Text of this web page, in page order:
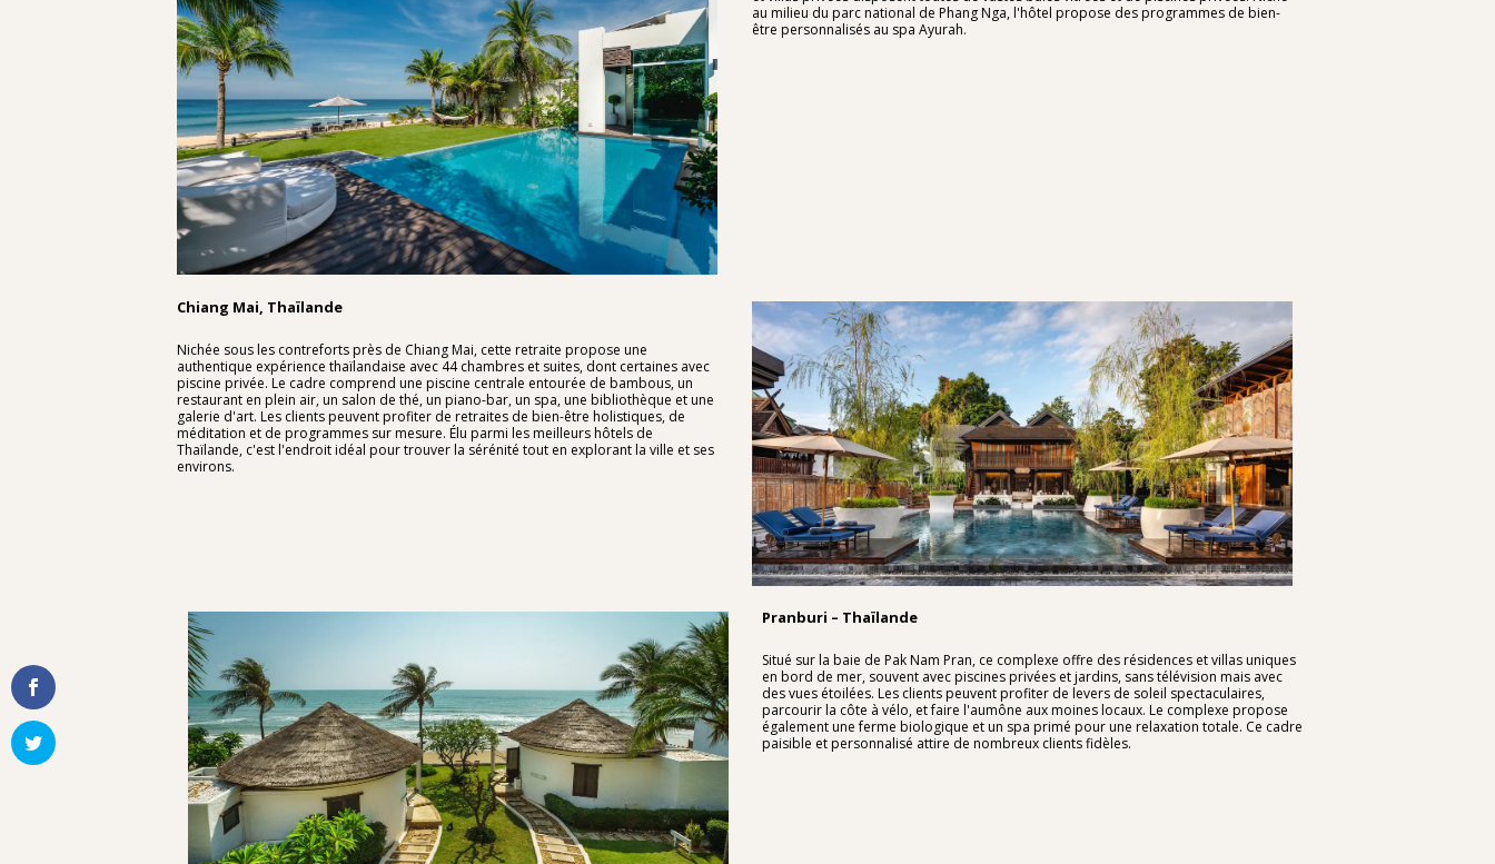
au milieu du parc national de Phang Nga, l'hôtel propose des programmes de bien-
être personnalisés au spa Ayurah.
Chiang Mai, Thaïlande
Nichée sous les contreforts près de Chiang Mai, cette retraite propose une
authentique expérience thaïlandaise avec 44 chambres et suites, dont certaines avec
piscine privée. Le cadre comprend une piscine centrale entourée de bambous, un
restaurant en plein air, un salon de thé, un piano-bar, un spa, une bibliothèque et une
galerie d'art. Les clients peuvent profiter de retraites de bien-être holistiques, de
méditation et de programmes sur mesure. Élu parmi les meilleurs hôtels de
Thaïlande, c'est l'endroit idéal pour trouver la sérénité tout en explorant la ville et ses
environs.
Pranburi – Thaïlande
Situé sur la baie de Pak Nam Pran, ce complexe offre des résidences et villas uniques
en bord de mer, souvent avec piscines privées et jardins, sans télévision mais avec
des vues étoilées. Les clients peuvent profiter de levers de soleil spectaculaires,
parcourir la côte à vélo, et faire l'aumône aux moines locaux. Le complexe propose
également une ferme biologique et un spa primé pour une relaxation totale. Ce cadre
paisible et personnalisé attire de nombreux clients fidèles.